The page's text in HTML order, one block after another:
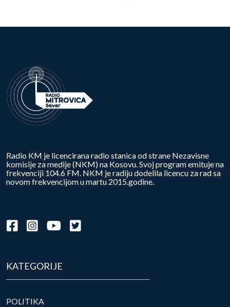
Radio KM je licencirana radio stanica od strane Nezavisne
komisije za medije (NKM) na Kosovu. Svoj program emituje na
frekvenciji 104.6 FM. NKM je radiju dodelila licencu za rad sa
novom frekvencijom u martu 2015.godine.
KATEGORIJE
POLITIKA